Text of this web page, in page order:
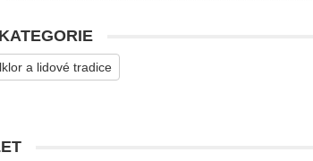
a lidové tradice